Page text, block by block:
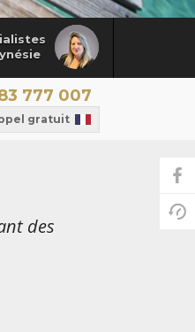
777 007
gratuit
des